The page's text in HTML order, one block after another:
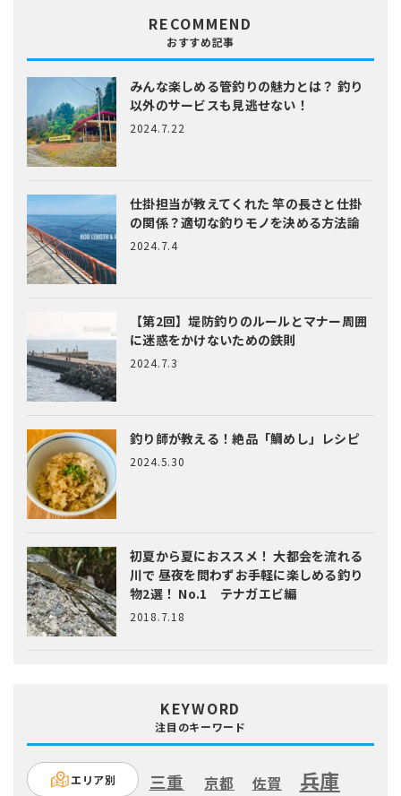
RECOMMEND
おすすめ記事
みんな楽しめる管釣りの魅力とは？ 釣り
以外のサービスも見逃せない！
2024.7.22
仕掛担当が教えてくれた竿の長さと仕掛
の関係？適切な釣りモノを決める方法論
2024.7.4
【第2回】堤防釣りのルールとマナー周囲
に迷惑をかけないための鉄則
2024.7.3
釣り師が教える！絶品「鯛めし」レシピ
2024.5.30
初夏から夏におススメ！ 大都会を流れる
川で 昼夜を問わずお手軽に楽しめる釣り
物2選！ No.1 テナガエビ編
2018.7.18
KEYWORD
注目のキーワード
エリア別 三重 京都 佐賀 兵庫